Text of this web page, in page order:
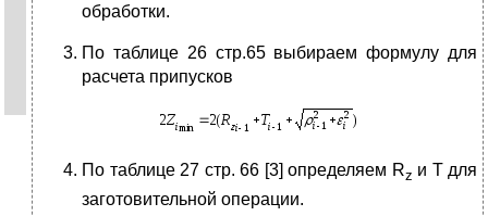
обработки.
По таблице 26 стр.65 выбираем формулу для
расчета припусков
По таблице 27 стр. 66 [3] определяем Rz и Т для
заготовительной операции.